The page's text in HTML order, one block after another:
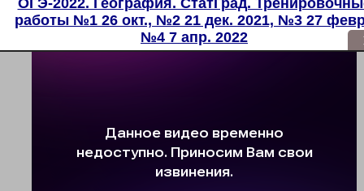
ОГЭ-2022. География. СтатГрад.
работы №1 26 окт., №2 21 дек. 2021, №3 27
№4 7 апр. 2022